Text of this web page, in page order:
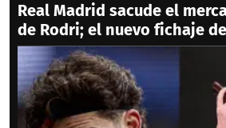
Real Madrid sacude el
de Rodri; el nuevo fichaje